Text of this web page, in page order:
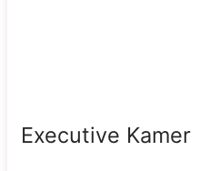
Executive Kamer